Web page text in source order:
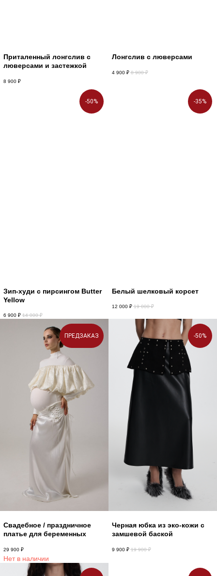
Приталенный лонгслив с
люверсами и застежкой
8 900 ₽
Лонгслив с люверсами
4 900 ₽ 8 900 ₽
-50%
Зип-худи с пирсингом Butter
Yellow
6 900 ₽ 14 000 ₽
-35%
Белый шелковый корсет
12 000 ₽ 19 000 ₽
ПРЕДЗАКАЗ
Свадебное / праздничное
платье для беременных
29 900 ₽
Нет в наличии
-50%
Черная юбка из эко-кожи с
замшевой баской
9 900 ₽ 19 900 ₽